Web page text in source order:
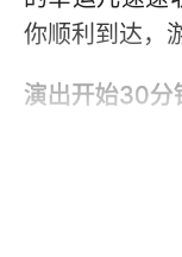
你顺利到达，
演出开始30分
演出时间：
馆：长沙贺